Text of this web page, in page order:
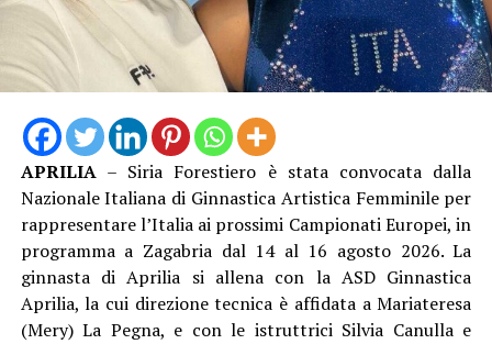
APRILIA– Siria Forestiero è stata convocata dalla
Nazionale Italiana di Ginnastica Artistica Femminile per
rappresentare l’Italia ai prossimi Campionati Europei, in
programma a Zagabria dal 14 al 16 agosto 2026. La
ginnasta di Aprilia si allena con la ASD Ginnastica
Aprilia, la cui direzione tecnica è affidata a Mariateresa
(Mery) La Pegna, e con le istruttrici Silvia Canulla e